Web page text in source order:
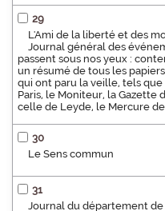
29
L'Ami de la liberté et des
Journal général des
passent sous nos yeux :
un résumé de tous les
qui ont paru la veille, tels
Paris, le Moniteur, la Gazette
celle de Leyde, le Mercure
30
Le Sens commun
31
Journal du département